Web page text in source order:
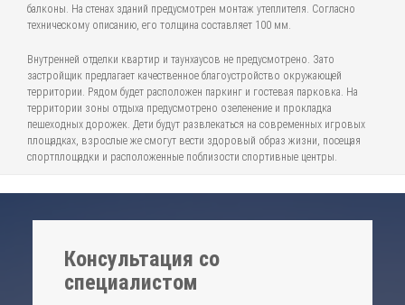
балконы. На стенах зданий предусмотрен монтаж утеплителя. Согласно
техническому описанию, его толщина составляет 100 мм.
Внутренней отделки квартир и таунхаусов не предусмотрено. Зато
застройщик предлагает качественное благоустройство окружающей
территории. Рядом будет расположен паркинг и гостевая парковка. На
территории зоны отдыха предусмотрено озеленение и прокладка
пешеходных дорожек. Дети будут развлекаться на современных игровых
площадках, взрослые же смогут вести здоровый образ жизни, посещая
спортплощадки и расположенные поблизости спортивные центры.
Консультация со
специалистом